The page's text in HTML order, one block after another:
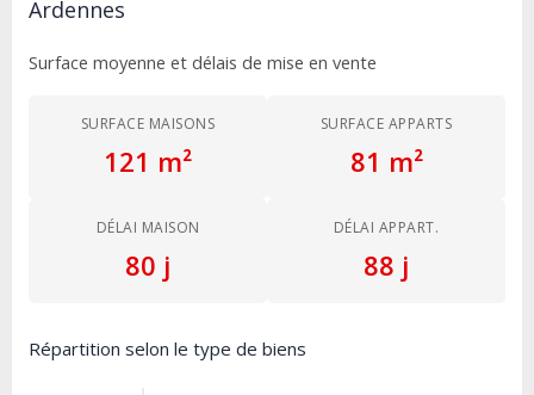
Ardennes
Surface moyenne et délais de mise en vente
SURFACE MAISONS
121 m²
SURFACE APPARTS
81 m²
DÉLAI MAISON
80 j
DÉLAI APPART.
88 j
Répartition selon le type de biens